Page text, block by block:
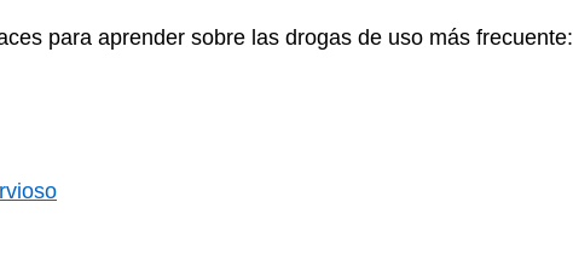
para aprender sobre las drogas de uso más frecuente: